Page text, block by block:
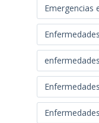
Emergencias